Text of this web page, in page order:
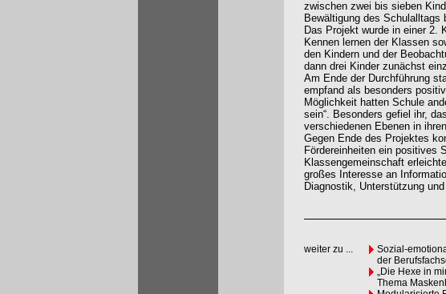
zwischen zwei bis sieben
Bewältigung des Schulalltags
Das Projekt wurde in einer 2.
Kennen lernen der Klassen
den Kindern und der
dann drei Kinder zunächst
Am Ende der Durchführung
empfand als besonders
Möglichkeit hatten Schule
sein“. Besonders gefiel ihr,
verschiedenen Ebenen in
Gegen Ende des Projektes
Fördereinheiten ein positives
Klassengemeinschaft
großes Interesse an
Diagnostik, Unterstützung
weiter zu ...
Sozial-
der
„Die Hexe in
Thema